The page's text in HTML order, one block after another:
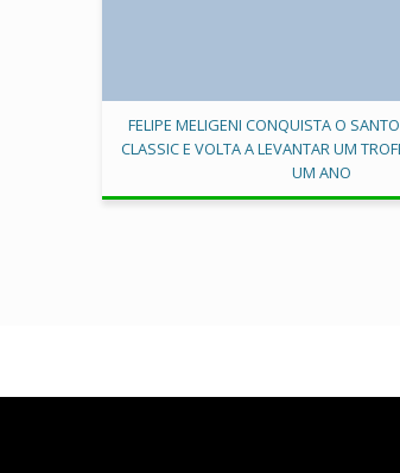
FELIPE MELIGENI CONQUISTA O
CLASSIC E VOLTA A LEVANTAR UM
UM ANO